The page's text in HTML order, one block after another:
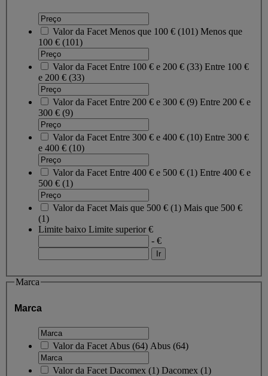
Valor da Facet Menos que 100 € (101) Menos que
100 € (101)
Valor da Facet Entre 100 € e 200 € (33) Entre 100 €
e 200 € (33)
Valor da Facet Entre 200 € e 300 € (9) Entre 200 € e
300 € (9)
Valor da Facet Entre 300 € e 400 € (10) Entre 300 €
e 400 € (10)
Valor da Facet Entre 400 € e 500 € (1) Entre 400 € e
500 € (1)
Valor da Facet Mais que 500 € (1) Mais que 500 €
(1)
Limite baixo Limite superior€
- €
Marca
Marca
Valor da Facet Abus (64) Abus (64)
Valor da Facet Dacomex (1) Dacomex (1)